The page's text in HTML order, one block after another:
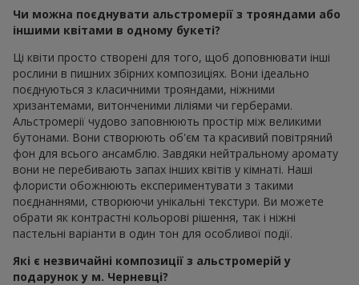
Чи можна поєднувати альстромерії з трояндами або
іншими квітами в одному букеті?
Ці квіти просто створені для того, щоб доповнювати інші
рослини в пишних збірних композиціях. Вони ідеально
поєднуються з класичними трояндами, ніжними
хризантемами, витонченими ліліями чи герберами.
Альстромерії чудово заповнюють простір між великими
бутонами. Вони створюють об'єм та красивий повітряний
фон для всього ансамблю. Завдяки нейтральному аромату
вони не перебивають запах інших квітів у кімнаті. Наші
флористи обожнюють експериментувати з такими
поєднаннями, створюючи унікальні текстури. Ви можете
обрати як контрастні кольорові рішення, так і ніжні
пастельні варіанти в один тон для особливої події.
Які є незвичайні композиції з альстромерій у
подарунок у м. Черневці?